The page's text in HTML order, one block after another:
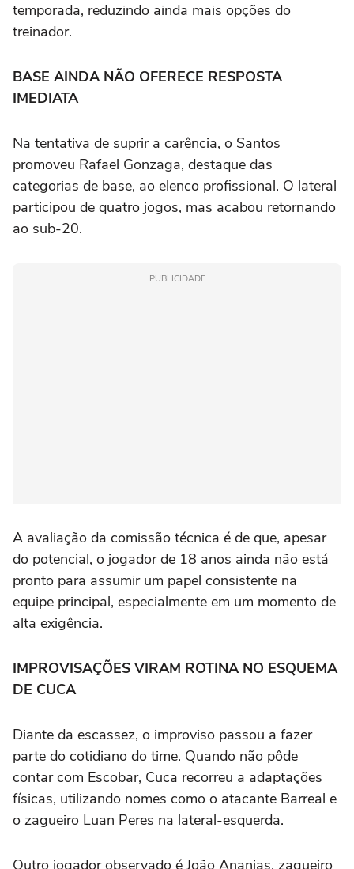
temporada, reduzindo ainda mais opções do
treinador.
BASE AINDA NÃO OFERECE RESPOSTA
IMEDIATA
Na tentativa de suprir a carência, o Santos
promoveu Rafael Gonzaga, destaque das
categorias de base, ao elenco profissional. O lateral
participou de quatro jogos, mas acabou retornando
ao sub-20.
PUBLICIDADE
A avaliação da comissão técnica é de que, apesar
do potencial, o jogador de 18 anos ainda não está
pronto para assumir um papel consistente na
equipe principal, especialmente em um momento de
alta exigência.
IMPROVISAÇÕES VIRAM ROTINA NO ESQUEMA
DE CUCA
Diante da escassez, o improviso passou a fazer
parte do cotidiano do time. Quando não pôde
contar com Escobar, Cuca recorreu a adaptações
físicas, utilizando nomes como o atacante Barreal e
o zagueiro Luan Peres na lateral-esquerda.
Outro jogador observado é João Ananias, zagueiro